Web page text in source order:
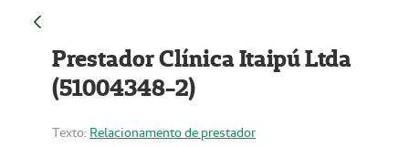
Prestador Clínica Itaipú Ltda
(51004348-2)
Texto: Relacionamento de prestador